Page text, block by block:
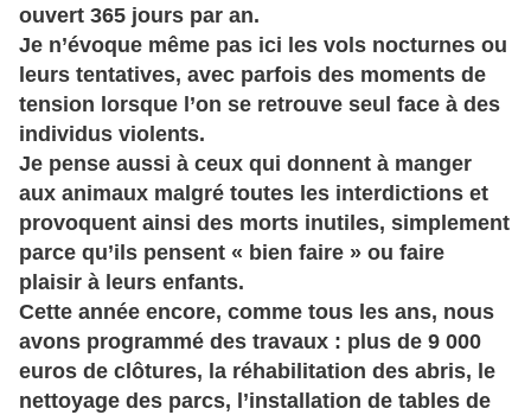
ouvert 365 jours par an.
Je n’évoque même pas ici les vols nocturnes ou
leurs tentatives, avec parfois des moments de
tension lorsque l’on se retrouve seul face à des
individus violents.
Je pense aussi à ceux qui donnent à manger
aux animaux malgré toutes les interdictions et
provoquent ainsi des morts inutiles, simplement
parce qu’ils pensent « bien faire » ou faire
plaisir à leurs enfants.
Cette année encore, comme tous les ans, nous
avons programmé des travaux : plus de 9 000
euros de clôtures, la réhabilitation des abris, le
nettoyage des parcs, l’installation de tables de